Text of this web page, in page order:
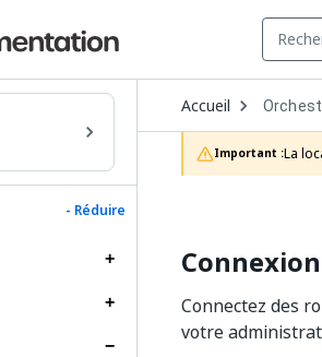
- Réduire
Accueil Open
to
choose
product
Important :La
Connectez des
votre